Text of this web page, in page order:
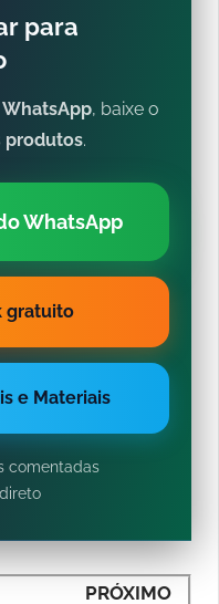
para
, baixe o
produtos.
WhatsApp
gratuito
e Materiais
comentadas
PRÓXIMO